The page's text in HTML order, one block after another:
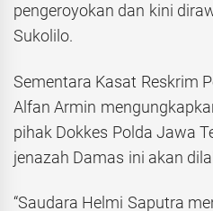
pengeroyokan dan kini
Sukolilo.
Sementara Kasat Reskrim
Alfan Armin
pihak Dokkes Polda Jawa
jenazah Damas ini akan
“Saudara Helmi Saputra